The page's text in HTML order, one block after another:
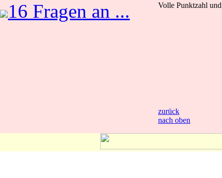
16 Fragen an ...
Volle Punktzahl
zurück
nach oben